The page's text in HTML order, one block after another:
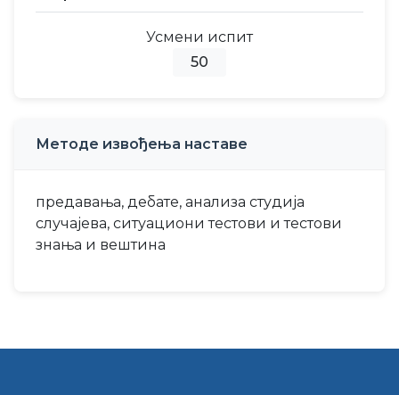
Усмени испит
50
Методе извођења наставе
предавања, дебате, анализа студија
случајева, ситуациони тестови и тестови
знања и вештина